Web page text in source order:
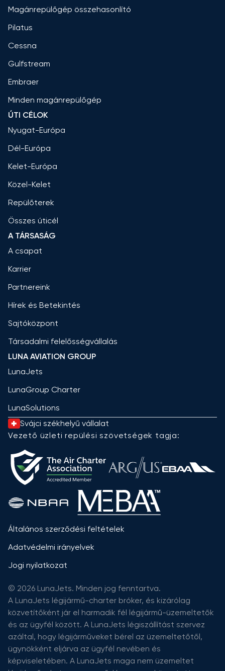
Magánrepülőgép összehasonlító
Pilatus
Cessna
Gulfstream
Embraer
Minden magánrepülőgép
ÚTI CÉLOK
Nyugat-Európa
Dél-Európa
Kelet-Európa
Közel-Kelet
Repülőterek
Összes úticél
A TÁRSASÁG
A csapat
Karrier
Partnereink
Hírek és Betekintés
Sajtóközpont
Társadalmi felelősségvállalás
LUNA AVIATION GROUP
LunaJets
LunaGroup Charter
LunaSolutions
Svájci székhelyű vállalat
Vezető üzleti repülési szövetségek tagja:
Általános szerződési feltételek
Adatvédelmi irányelvek
Jogi nyilatkozat
© 2026 LunaJets. Minden jog fenntartva.
A LunaJets légijármű-charter bróker, és kizárólag
közvetítőként jár el harmadik fél légijármű-üzemeltetők
és az ügyfél között. A LunaJets légiszállítást szervez
azáltal, hogy légijárműveket bérel az üzemeltetőtől,
ügynökként eljárva az ügyfél nevében és
képviseletében. A LunaJets maga nem üzemeltet